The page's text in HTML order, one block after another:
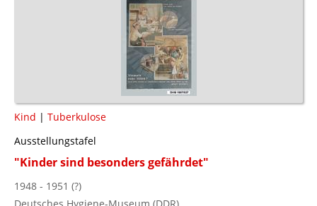
Kind | Tuberkulose
Ausstellungstafel
"Kinder sind besonders gefährdet"
1948 - 1951 (?)